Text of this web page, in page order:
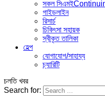
সকল সিএমই
গাইডলাইন
রিসার্চ
চিকিৎসা সহায়ক
স্বীকৃত তালিকা
হেল্প
যোগাযোগ/সাহায্য
চ্যারিটি
চলতি খবর
Search for: